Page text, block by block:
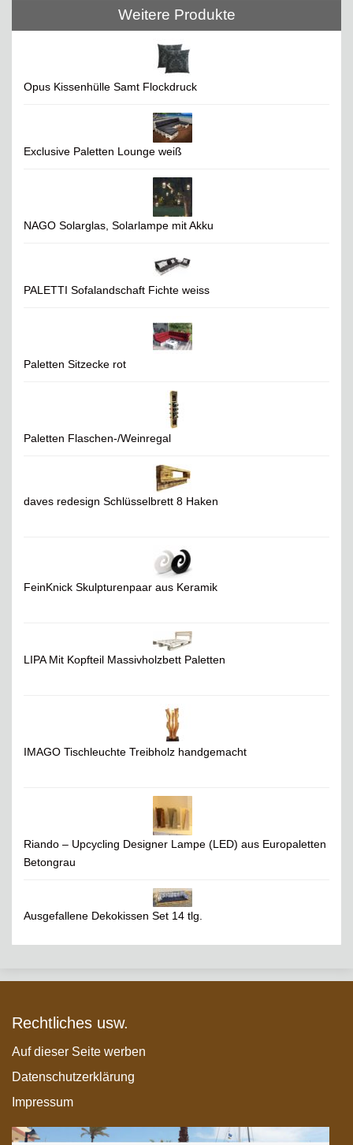
Weitere Produkte
Opus Kissenhülle Samt Flockdruck
Exclusive Paletten Lounge weiß
NAGO Solarglas, Solarlampe mit Akku
PALETTI Sofalandschaft Fichte weiss
Paletten Sitzecke rot
Paletten Flaschen-/Weinregal
daves redesign Schlüsselbrett 8 Haken
FeinKnick Skulpturenpaar aus Keramik
LIPA Mit Kopfteil Massivholzbett Paletten
IMAGO Tischleuchte Treibholz handgemacht
Riando – Upcycling Designer Lampe (LED) aus Europaletten
Betongrau
Ausgefallene Dekokissen Set 14 tlg.
Rechtliches usw.
Auf dieser Seite werben
Datenschutzerklärung
Impressum